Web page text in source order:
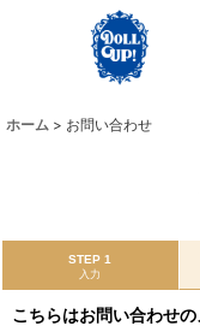
ホーム > お問い合わせ
STEP 1
入力
こちらはお問い合わせ